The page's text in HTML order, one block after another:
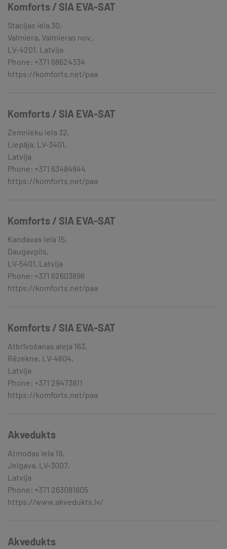
Komforts / SIA EVA-SAT
Stacijas iela 30,
Valmiera, Valmieras nov.,
LV-4201, Latvija
Phone: +371 68624334
https://komforts.net/paa
Komforts / SIA EVA-SAT
Zemnieku iela 32,
Liepāja, LV-3401,
Latvija
Phone: +371 63484844
https://komforts.net/paa
Komforts / SIA EVA-SAT
Kandavas iela 15,
Daugavpils,
LV-5401, Latvija
Phone: +371 62603896
https://komforts.net/paa
Komforts / SIA EVA-SAT
Atbrīvošanas aleja 163,
Rēzekne, LV-4604,
Latvija
Phone: +371 29473811
https://komforts.net/paa
Akvedukts
Atmodas iela 19,
Jelgava, LV-3007,
Latvija
Phone: +371 263081605
https://www.akvedukts.lv/
Akvedukts